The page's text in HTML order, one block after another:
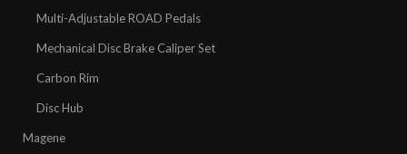
Multi-Adjustable ROAD Pedals
Mechanical Disc Brake Caliper Set
Carbon Rim
Disc Hub
Magene